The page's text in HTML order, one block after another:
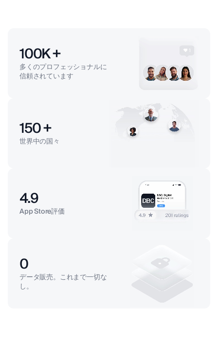
100K +
多くのプロフェッショナルに
信頼されています
150+
世界中の国々
4.9
App Store評価
0
データ販売。これまで一切な
し。